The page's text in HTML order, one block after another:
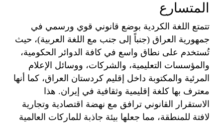
المتسارع
تتمتع اللغة الكردية بوضع قانوني قوي ورسمي في
جمهورية العراق (جنباً إلى جنب مع اللغة العربية)، حيث
تُستخدم على نطاق واسع في كافة الدوائر الحكومية،
والمؤسسات التعليمية، والشركات، ووسائل الإعلام
المرئية والمكتوبة داخل إقليم كردستان العراق، كما أنها
معترف بها كلغة إقليمية وثقافية في إيران. هذا
الاستقرار القانوني ترافق مع نهضة اقتصادية وتجارية
لافتة للمنطقة، مما جعلها بيئة جاذبة للماركات العالمية